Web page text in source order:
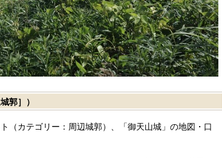
郭］）
（カテゴリー：周辺城郭）、「御天山城」の地図・口